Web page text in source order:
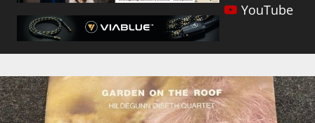
YouTube